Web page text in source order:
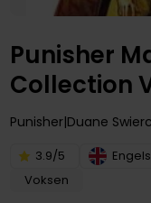
Punisher
Collection
Punisher Duane
3.9/5
Voksen